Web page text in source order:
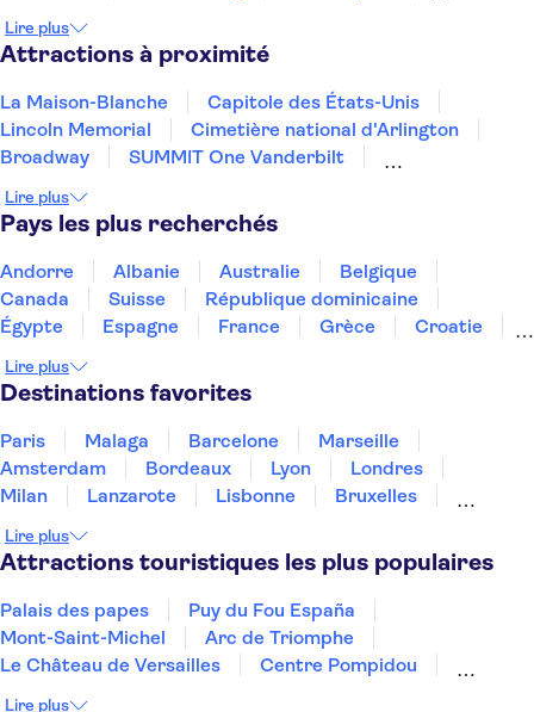
Newark
Brooklyn
Lire plus
Attractions à proximité
La Maison-Blanche
Capitole des États-Unis
Lincoln Memorial
Cimetière national d'Arlington
Broadway
SUMMIT One Vanderbilt
Top of the Rock
Intrepid Museum
The Edge New York
Mémorial et musée du 11 Septembre
Musée d'Art Moderne (MoMA)
One World Observatory
Yankee Stadium
Lire plus
Pays les plus recherchés
Andorre Albanie Australie
Belgique
Canada
Suisse
République dominicaine
Égypte
Espagne France Grèce
Croatie
Thaïlande
Tunisie
Lire plus
Destinations favorites
Paris Malaga Barcelone
Marseille
Amsterdam
Bordeaux Lyon
Londres
Milan
Lanzarote Lisbonne
Bruxelles
Dubai
Copenhague Minorque Montpellier
Lire plus
Attractions touristiques les plus populaires
Palais des papes
Puy du Fou España
Mont-Saint-Michel
Arc de Triomphe
Le Château de Versailles
Centre Pompidou
Lire plus